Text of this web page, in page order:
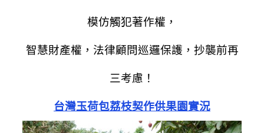
模仿觸犯著作權，
智慧財產權，法律顧問巡邏保護，抄襲前再
三考慮！
台灣玉荷包荔枝契作供果園實況